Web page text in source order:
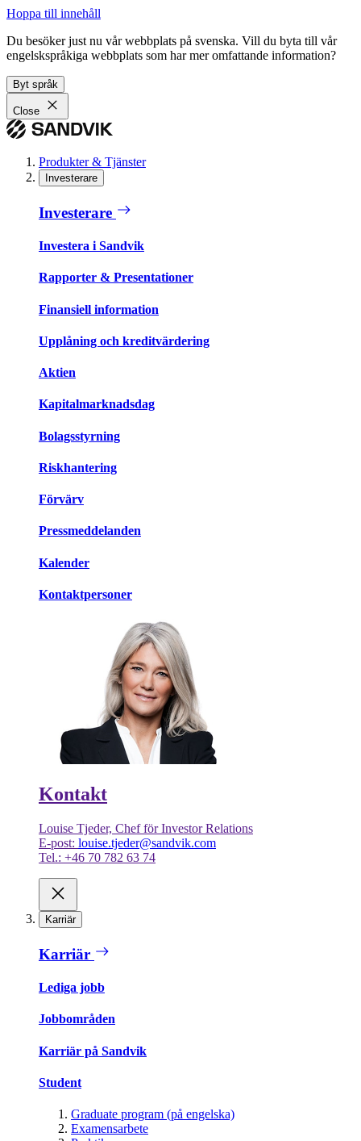
Hoppa till innehåll
Du besöker just nu vår webbplats på svenska. Vill du byta till vår
engelskspråkiga webbplats som har mer omfattande information?
Byt språk
Close
Produkter & Tjänster
Investerare
Investerare
Investera i Sandvik
Rapporter & Presentationer
Finansiell information
Upplåning och kreditvärdering
Aktien
Kapitalmarknadsdag
Bolagsstyrning
Riskhantering
Förvärv
Pressmeddelanden
Kalender
Kontaktpersoner
Kontakt
Louise Tjeder, Chef för Investor Relations
E-post: louise.tjeder@sandvik.com
Tel.: +46 70 782 63 74
Karriär
Karriär
Lediga jobb
Jobbområden
Karriär på Sandvik
Student
Graduate program (på engelska)
Examensarbete